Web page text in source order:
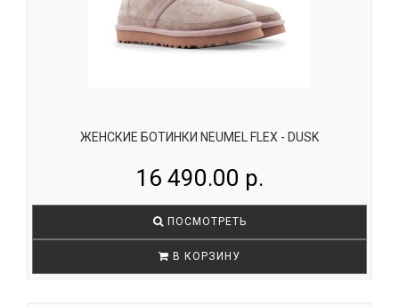
ЖЕНСКИЕ БОТИНКИ NEUMEL FLEX - DUSK
16 490.00 р.
ПОСМОТРЕТЬ
В КОРЗИНУ